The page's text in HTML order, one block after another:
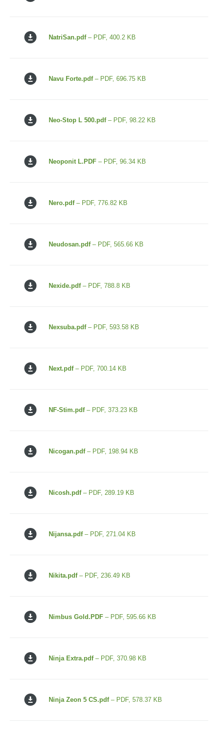
NatriSan.pdf– PDF, 400.2 KB
Navu Forte.pdf– PDF, 696.75 KB
Neo-Stop L 500.pdf– PDF, 98.22 KB
Neoponit L.PDF – PDF, 96.34 KB
Nero.pdf– PDF, 776.82 KB
Neudosan.pdf– PDF, 565.66 KB
Nexide.pdf– PDF, 788.8 KB
Nexsuba.pdf– PDF, 593.58 KB
Next.pdf– PDF, 700.14 KB
NF-Stim.pdf– PDF, 373.23 KB
Nicogan.pdf– PDF, 198.94 KB
Nicosh.pdf– PDF, 289.19 KB
Nijansa.pdf– PDF, 271.04 KB
Nikita.pdf– PDF, 236.49 KB
Nimbus Gold.PDF – PDF, 595.66 KB
Ninja Extra.pdf– PDF, 370.98 KB
Ninja Zeon 5 CS.pdf– PDF, 578.37 KB